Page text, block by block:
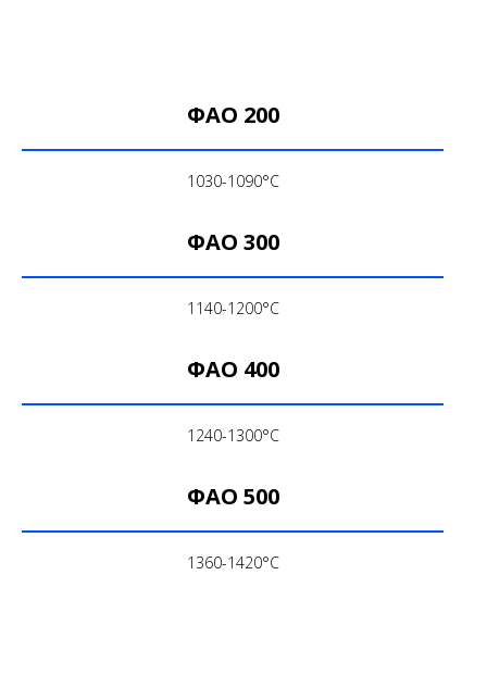
ФАО 200
1030-1090°С
ФАО 300
1140-1200°С
ФАО 400
1240-1300°С
ФАО 500
1360-1420°С